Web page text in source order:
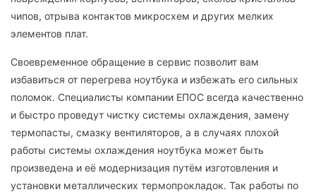
чипов, отрыва контактов микросхем и других мелких
элементов плат.
Своевременное обращение в сервис позволит вам
избавиться от перегрева ноутбука и избежать его сильных
поломок. Специалисты компании ЕПОС всегда качественно
и быстро проведут чистку системы охлаждения, замену
термопасты, смазку вентиляторов, а в случаях плохой
работы системы охлаждения ноутбука может быть
произведена и её модернизация путём изготовления и
установки металлических термопрокладок. Так работы по